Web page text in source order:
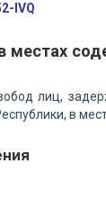
IVQ
местах
лиц,
в